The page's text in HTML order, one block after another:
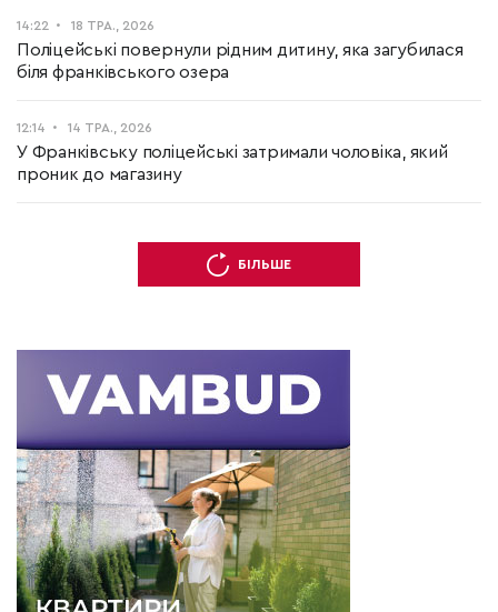
14:22 18 ТРА., 2026
Поліцейські повернули рідним дитину, яка загубилася
біля франківського озера
12:14 14 ТРА., 2026
У Франківську поліцейські затримали чоловіка, який
проник до магазину
БІЛЬШЕ